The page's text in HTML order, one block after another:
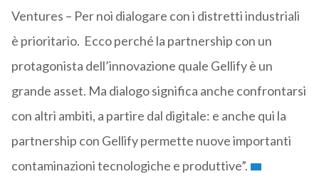
Ventures – Per noi dialogare con i distretti industriali
è prioritario. Ecco perché la partnership con un
protagonista dell’innovazione quale Gellify è un
grande asset. Ma dialogo significa anche confrontarsi
con altri ambiti, a partire dal digitale: e anche qui la
partnership con Gellify permette nuove importanti
contaminazioni tecnologiche e produttive”.